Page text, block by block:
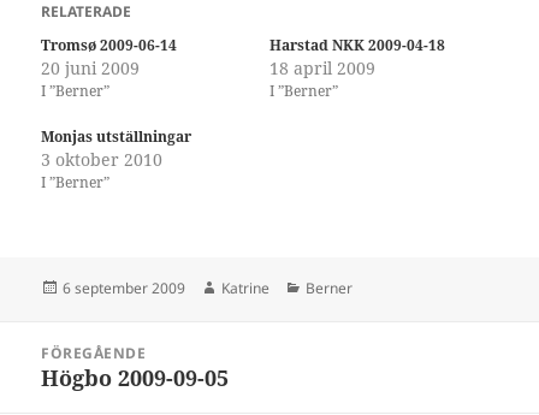
RELATERADE
Tromsø 2009-06-14
20 juni 2009
I ”Berner”
Harstad NKK 2009-04-18
18 april 2009
I ”Berner”
Monjas utställningar
3 oktober 2010
I ”Berner”
Postat
6 september 2009 Författare
Katrine Kategorier
Berner
FÖREGÅENDE
Föregående
Högbo 2009-09-05